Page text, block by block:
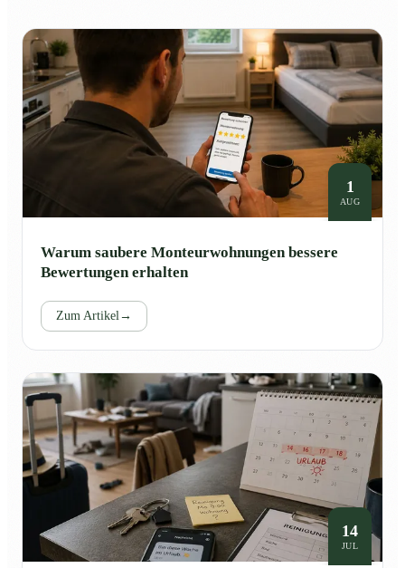
1
AUG
Warum saubere Monteurwohnungen bessere
Bewertungen erhalten
Zum Artikel→
14
JUL